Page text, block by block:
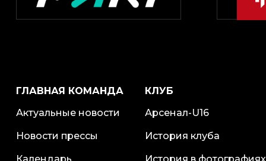
ГЛАВНАЯ КОМАНДА
Актуальные новости
Новости прессы
КЛУБ
Арсенал-U16
История клуба